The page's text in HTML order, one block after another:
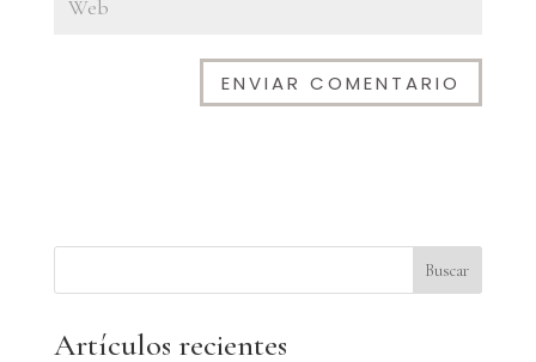
e
r
n
Buscar
Artículos recientes